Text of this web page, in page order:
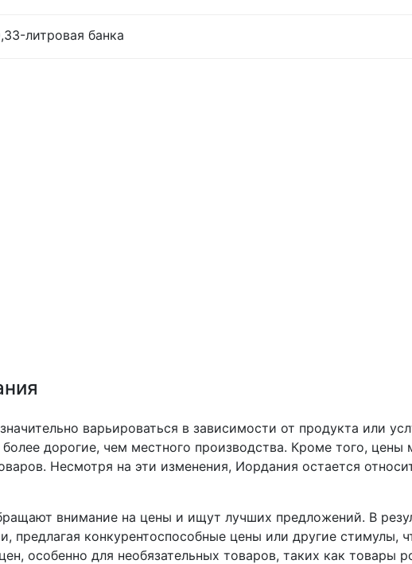
литровая банка
варьироваться в зависимости от продукта или
дорогие, чем местного производства. Кроме того, цены
Несмотря на эти изменения, Иордания остается
внимание на цены и ищут лучших предложений. В
предлагая конкурентоспособные цены или другие стимулы,
особенно для необязательных товаров, таких как